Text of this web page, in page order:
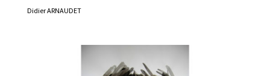
Didier ARNAUDET